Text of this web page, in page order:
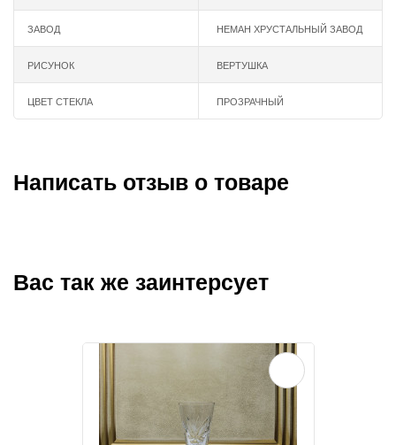
ЗАВОД НЕМАН ХРУСТАЛЬНЫЙ ЗАВОД
РИСУНОК ВЕРТУШКА
ЦВЕТ СТЕКЛА ПРОЗРАЧНЫЙ
Написать отзыв о товаре
Вас так же заинтерсует